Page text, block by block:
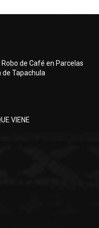
de Café en Parcelas
de Tapachula
VIENE